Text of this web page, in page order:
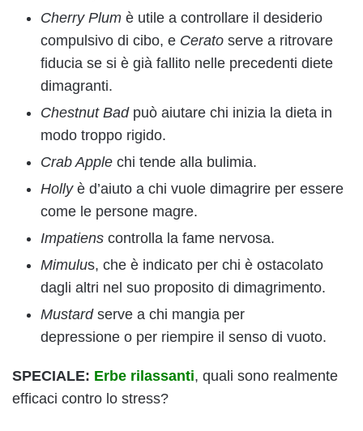
Cherry Plum è utile a controllare il desiderio
compulsivo di cibo, e Cerato serve a ritrovare
fiducia se si è già fallito nelle precedenti diete
dimagranti.
Chestnut Bad può aiutare chi inizia la dieta in
modo troppo rigido.
Crab Apple chi tende alla bulimia.
Hollyè d’aiuto a chi vuole dimagrire per essere
come le persone magre.
Impatiens controlla la fame nervosa.
Mimulus, che è indicato per chi è ostacolato
dagli altri nel suo proposito di dimagrimento.
Mustard serve a chi mangia per
depressione o per riempire il senso di vuoto.
SPECIALE: Erbe rilassanti, quali sono realmente
efficaci contro lo stress?